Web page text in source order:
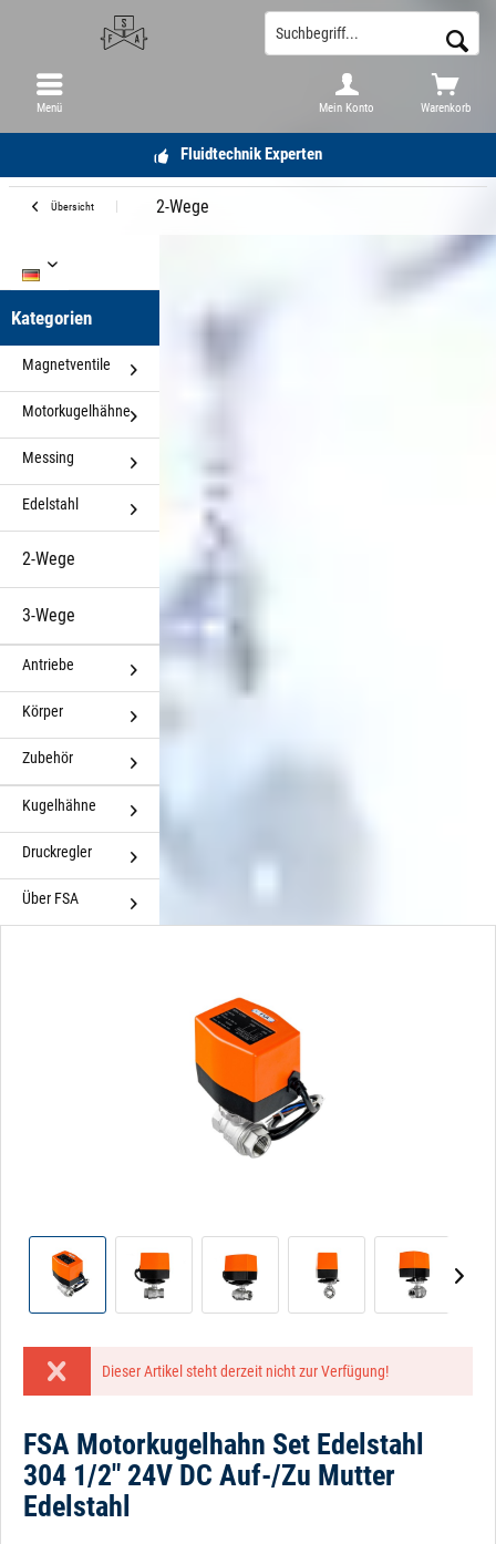
Fluidtechnik Experten
Warenkorb
Mein Konto
Menü
Übersicht 2-Wege
Kategorien
Magnetventile
Motorkugelhähne
Messing
Edelstahl
2-Wege
3-Wege
Antriebe
Körper
Zubehör
Kugelhähne
Druckregler
Über FSA
Dieser Artikel steht derzeit nicht zur Verfügung!
FSA Motorkugelhahn Set Edelstahl
304 1/2" 24V DC Auf-/Zu Mutter
Edelstahl